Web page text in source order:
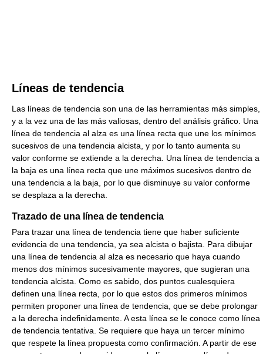
Líneas de tendencia
Las líneas de tendencia son una de las herramientas más simples,
y a la vez una de las más valiosas, dentro del análisis gráfico. Una
línea de tendencia al alza es una línea recta que une los mínimos
sucesivos de una tendencia alcista, y por lo tanto aumenta su
valor conforme se extiende a la derecha. Una línea de tendencia a
la baja es una línea recta que une máximos sucesivos dentro de
una tendencia a la baja, por lo que disminuye su valor conforme
se desplaza a la derecha.
Trazado de una línea de tendencia
Para trazar una línea de tendencia tiene que haber suficiente
evidencia de una tendencia, ya sea alcista o bajista. Para dibujar
una línea de tendencia al alza es necesario que haya cuando
menos dos mínimos sucesivamente mayores, que sugieran una
tendencia alcista. Como es sabido, dos puntos cualesquiera
definen una línea recta, por lo que estos dos primeros mínimos
permiten proponer una línea de tendencia, que se debe prolongar
a la derecha indefinidamente. A esta línea se le conoce como línea
de tendencia tentativa. Se requiere que haya un tercer mínimo
que respete la línea propuesta como confirmación. A partir de ese